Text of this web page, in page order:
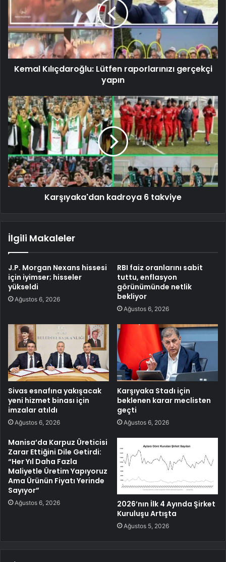
Kemal Kılıçdaroğlu: Lütfen raporlarınızı gerçekçi
yapın
Karşıyaka'dan kadroya 6 takviye
İlgili Makaleler
J.P. Morgan Nexans hissesi
için iyimser; hisseler
yükseldi
Ağustos 6, 2026
RBI faiz oranlarını sabit
tuttu, enflasyon
görünümünde netlik
bekliyor
Ağustos 6, 2026
Sivas esnafına yakışacak
yeni hizmet binası için
imzalar atıldı
Ağustos 6, 2026
Karşıyaka Stadı için
beklenen karar meclisten
geçti
Ağustos 6, 2026
Manisa’da Karpuz Üreticisi
Zarar Ettiğini Dile Getirdi:
“Her Yıl Daha Fazla
Maliyetle Üretim Yapıyoruz
Ama Ürünün Fiyatı Yerinde
Sayıyor”
Ağustos 6, 2026
2026’nın İlk 4 Ayında Şirket
Kuruluşu Artışta
Ağustos 5, 2026